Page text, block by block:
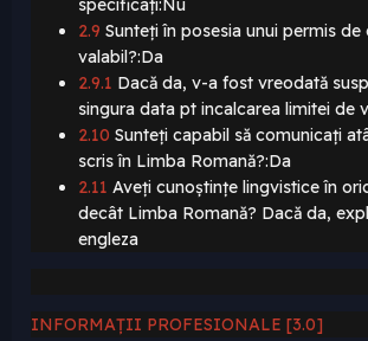
specificați:Nu
2.9 Sunteți în posesia unui permis
valabil?:Da
2.9.1 Dacă da, v-a fost vreodată
singura data pt incalcarea limitei de
2.10 Sunteți capabil să comunicați
scris în Limba Romană?:Da
2.11 Aveți cunoștințe lingvistice în
decât Limba Romană? Dacă da,
engleza
INFORMAȚII PROFESIONALE [3.0]